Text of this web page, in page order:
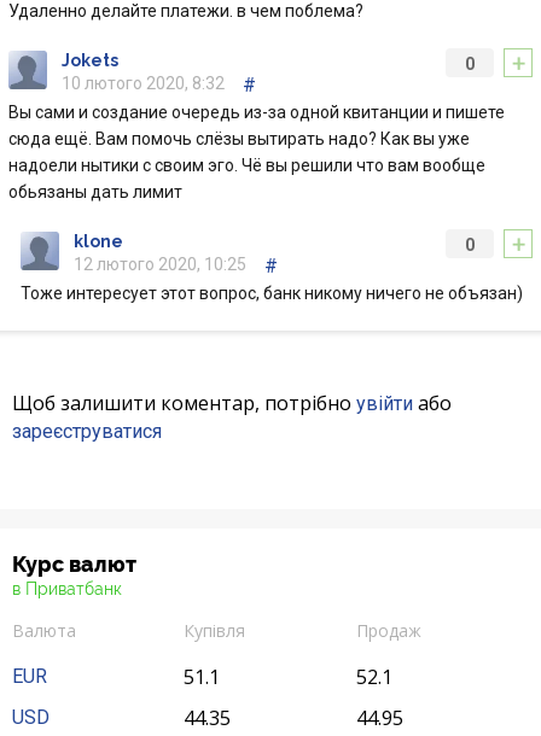
Удаленно делайте платежи. в чем поблема?
+
0
Jokets
10 лютого 2020, 8:32
#
Вы сами и создание очередь из-за одной квитанции и пишете
сюда ещё. Вам помочь слёзы вытирать надо? Как вы уже
надоели нытики с своим эго. Чё вы решили что вам вообще
обьязаны дать лимит
+
0
klone
12 лютого 2020, 10:25
#
Тоже интересует этот вопрос, банк никому ничего не объязан)
Щоб залишити коментар, потрібно увійти або
зареєструватися
Курс валют
в Приватбанк
Валюта Купівля
Продаж
EUR
51.1 52.1
USD 44.35 44.95